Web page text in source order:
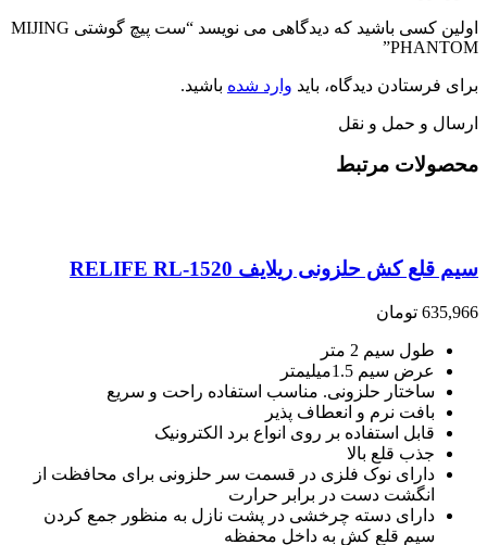
اولین کسی باشید که دیدگاهی می نویسد “ست پیچ گوشتی MIJING
PHANTOM”
برای فرستادن دیدگاه، باید وارد شده باشید.
ارسال و حمل و نقل
محصولات مرتبط
سیم قلع کش حلزونی ریلایف RELIFE RL-1520
635,966 تومان
طول سیم 2 متر
عرض سیم 1.5میلیمتر
ساختار حلزونی. مناسب استفاده راحت و سریع
بافت نرم و انعطاف پذیر
قابل استفاده بر روی انواع برد الکترونیک
جذب قلع بالا
دارای نوک فلزی در قسمت سر حلزونی برای محافظت از
انگشت دست در برابر حرارت
دارای دسته چرخشی در پشت نازل به منظور جمع کردن
سیم قلع کش به داخل محفظه